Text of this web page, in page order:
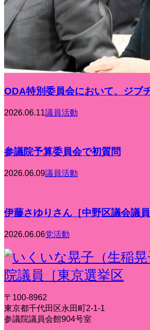
ODA特別委員会において、ジブ
2026.06.11議員活動
参議院予算委員会で初質問
2026.06.09議員活動
伊藤さゆりさん［中野区議会議
2026.06.06党活動
〒100-8962
東京都千代田区永田町2-1-1
参議院議員会館904号室